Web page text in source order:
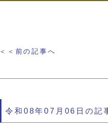
＜＜前の記事へ
令和08年07月06日の記